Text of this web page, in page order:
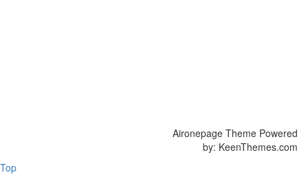
Aironepage Theme Powered
by: KeenThemes.com
Top